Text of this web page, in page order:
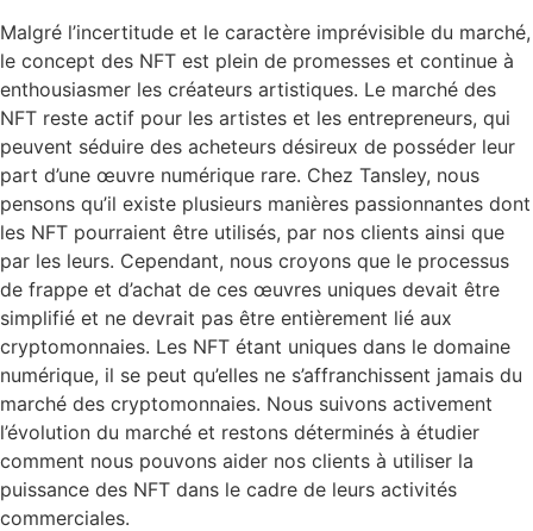
Malgré l’incertitude et le caractère imprévisible du marché,
le concept des NFT est plein de promesses et continue à
enthousiasmer les créateurs artistiques. Le marché des
NFT reste actif pour les artistes et les entrepreneurs, qui
peuvent séduire des acheteurs désireux de posséder leur
part d’une œuvre numérique rare. Chez Tansley, nous
pensons qu’il existe plusieurs manières passionnantes dont
les NFT pourraient être utilisés, par nos clients ainsi que
par les leurs. Cependant, nous croyons que le processus
de frappe et d’achat de ces œuvres uniques devait être
simplifié et ne devrait pas être entièrement lié aux
cryptomonnaies. Les NFT étant uniques dans le domaine
numérique, il se peut qu’elles ne s’affranchissent jamais du
marché des cryptomonnaies. Nous suivons activement
l’évolution du marché et restons déterminés à étudier
comment nous pouvons aider nos clients à utiliser la
puissance des NFT dans le cadre de leurs activités
commerciales.